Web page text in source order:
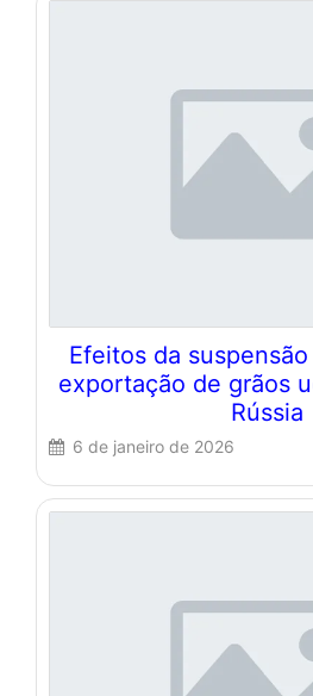
Efeitos da
exportação de grãos
Rússia
6 de janeiro de 2026